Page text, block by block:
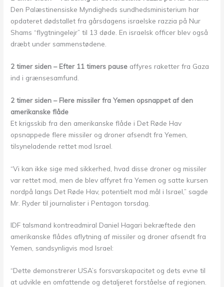
Den Palæstinensiske Myndigheds sundhedsministerium har
opdateret dødstallet fra gårsdagens israelske razzia på Nur
Shams “flygtningelejr” til 13 døde. En israelsk officer blev også
dræbt under sammenstødene.
2 timer siden – Efter 11 timers pause affyres raketter fra Gaza
ind i grænsesamfund.
2 timer siden – Flere missiler fra Yemen opsnappet af den
amerikanske flåde
Et krigsskib fra den amerikanske flåde i Det Røde Hav
opsnappede flere missiler og droner afsendt fra Yemen,
tilsyneladende rettet mod Israel.
“Vi kan ikke sige med sikkerhed, hvad disse droner og missiler
var rettet mod, men de blev affyret fra Yemen og satte kursen
nordpå langs Det Røde Hav, potentielt mod mål i Israel,” sagde
Mr. Ryder til journalister i Pentagon torsdag.
IDF talsmand kontreadmiral Daniel Hagari bekræftede den
amerikanske flådes aflytning af missiler og droner afsendt fra
Yemen, sandsynligvis mod Israel:
“Dette demonstrerer USA’s forsvarskapacitet og dets evne til
at udvikle en omfattende og detaljeret forståelse af regionen.